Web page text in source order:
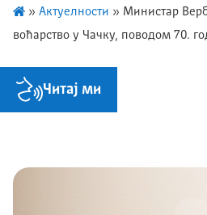
» Актуелности » Министар
воћарство у Чачку, поводом 70.
Читај ми